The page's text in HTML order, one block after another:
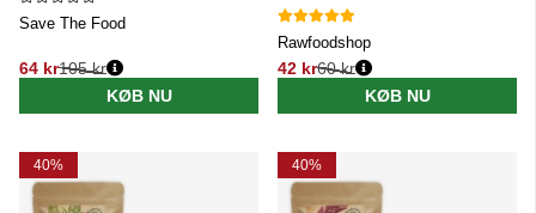
Save The Food
64 kr
Normalpris:
105 kr
KØB NU
Rawfoodshop
42 kr
Normalpris:
60 kr
KØB NU
40% 40%